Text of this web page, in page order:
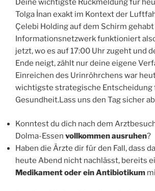
Deine wichtigste Rückmeldung für
Tolga İnan exakt im Kontext der
Çelebi Holding auf dem Schirm gehabt
Informationsnetzwerk funktioniert
jetzt, wo es auf 17:00 Uhr zugeht und
Ende neigt, zählt nur deine eigene
Einreichen des Urinröhrchens war
wichtigste strategische Entscheidung
Gesundheit.Lass uns den Tag sicher
Konntest du dich nach dem
Dolma-Essen vollkommen ausruhen?
Haben die Ärzte dir für den Fall, dass
heute Abend nicht nachlässt, bereits
Medikament oder ein Antibiotikum